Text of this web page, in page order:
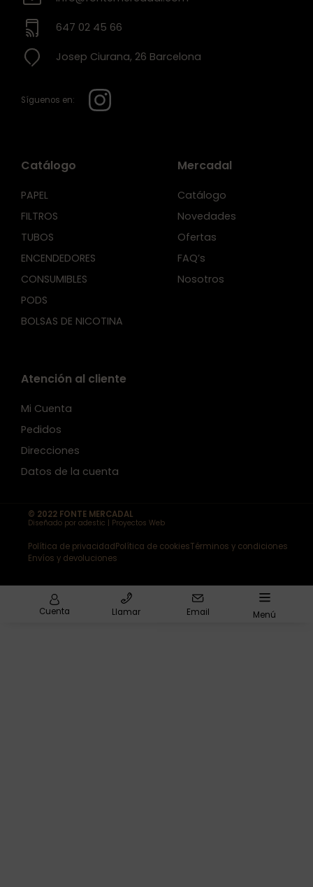
647 02 45 66
Josep Ciurana, 26 Barcelona
Síguenos en:
Catálogo
PAPEL
FILTROS
TUBOS
ENCENDEDORES
CONSUMIBLES
PODS
BOLSAS DE NICOTINA
Mercadal
Catálogo
Novedades
Ofertas
FAQ’s
Nosotros
Atención al cliente
Mi Cuenta
Pedidos
Direcciones
Datos de la cuenta
© 2022 FONTE MERCADAL
Diseñado por adestic | Proyectos Web
Política de privacidadPolítica de cookiesTérminos y condiciones
Envíos y devoluciones
Cuenta Llamar Email Menú